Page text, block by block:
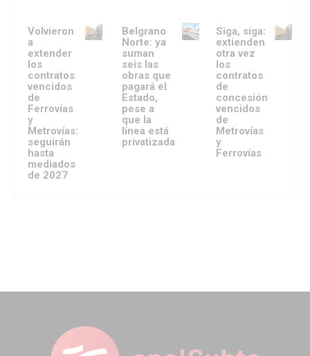
Volvieron
a
extender
los
contratos
vencidos
de
Ferrovías
y
Metrovías:
seguirán
hasta
mediados
de 2027
Belgrano
Norte: ya
suman
seis las
obras que
pagará el
Estado,
pese a
que la
línea está
privatizada
Siga, siga:
extienden
otra vez
los
contratos
de
concesión
vencidos
de
Metrovías
y
Ferrovías